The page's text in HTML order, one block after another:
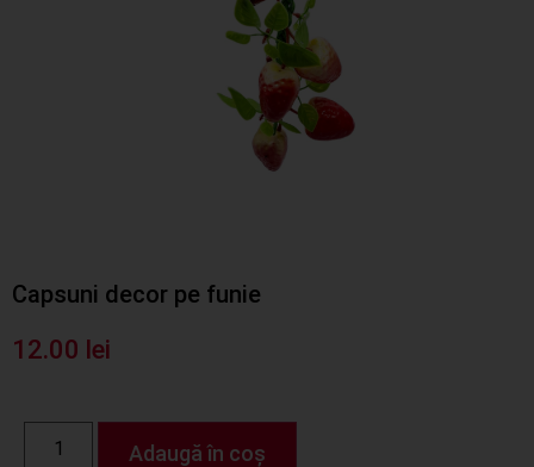
Capsuni decor pe funie
12.00 lei
Adaugă în coș